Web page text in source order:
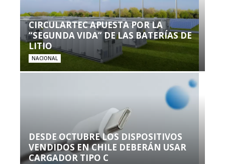
CIRCULARTEC APUESTA POR LA
“SEGUNDA VIDA” DE LAS BATERÍAS DE
LITIO
NACIONAL
DESDE OCTUBRE LOS DISPOSITIVOS
VENDIDOS EN CHILE DEBERÁN USAR
CARGADOR TIPO C